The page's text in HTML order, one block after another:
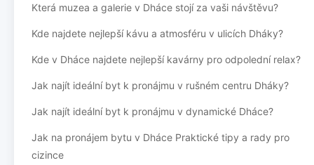
Která muzea a galerie v Dháce stojí za vaši návštěvu?
Kde najdete nejlepší kávu a atmosféru v ulicích Dháky?
Kde v Dháce najdete nejlepší kavárny pro odpolední relax?
Jak najít ideální byt k pronájmu v rušném centru Dháky?
Jak najít ideální byt k pronájmu v dynamické Dháce?
Jak na pronájem bytu v Dháce Praktické tipy a rady pro
cizince